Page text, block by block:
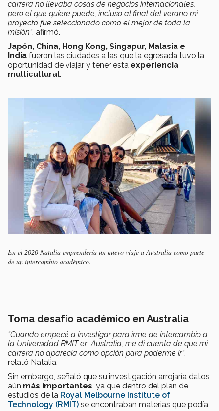
carrera no llevaba cosas de negocios internacionales,
pero el que quiere puede, incluso al final del verano mi
proyecto fue seleccionado como el mejor de toda la
misión”, afirmó.
Japón, China, Hong Kong, Singapur, Malasia e
India fueron las ciudades a las que la egresada tuvo la
oportunidad de viajar y tener esta experiencia
multicultural.
En el 2020 Natalia emprendería un nuevo viaje a Australia como parte
de un intercambio académico.
Toma desafío académico en Australia
“Cuando empecé a investigar para irme de intercambio a
la Universidad RMIT en Australia, me di cuenta de que mi
carrera no aparecía como opción para poderme ir”,
relató Natalia.
Sin embargo, señaló que su investigación arrojaría datos
aún más importantes, ya que dentro del plan de
estudios de la Royal Melbourne Institute of
Technology (RMIT) se encontraban materias que podía